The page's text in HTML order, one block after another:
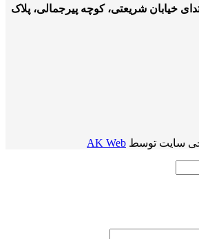
خیابان شریعتی، کوچه پیرجمالی، پلاک
سایت توسط AK Web